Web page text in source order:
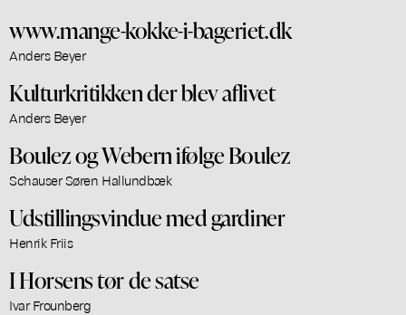
www.mange-kokke-i-bageriet.dk
Anders Beyer
Kulturkritikken der blev aflivet
Anders Beyer
Boulez og Webern ifølge Boulez
Schauser Søren Hallundbæk
Udstillingsvindue med gardiner
Henrik Friis
I Horsens tør de satse
Ivar Frounberg